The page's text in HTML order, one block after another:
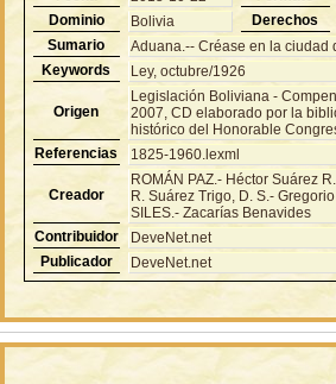
Dominio
Bolivia Derechos
Sumario
Aduana.-- Créase en la ciudad
Keywords
Ley, octubre/1926
Origen
Legislación Boliviana -
2007, CD elaborado por la
histórico del Honorable
Referencias
1825-1960.lexml
Creador
ROMÁN PAZ.- Héctor Suárez
R. Suárez Trigo, D. S.- Gregorio
SILES.- Zacarías Benavides
Contribuidor
DeveNet.net
Publicador
DeveNet.net